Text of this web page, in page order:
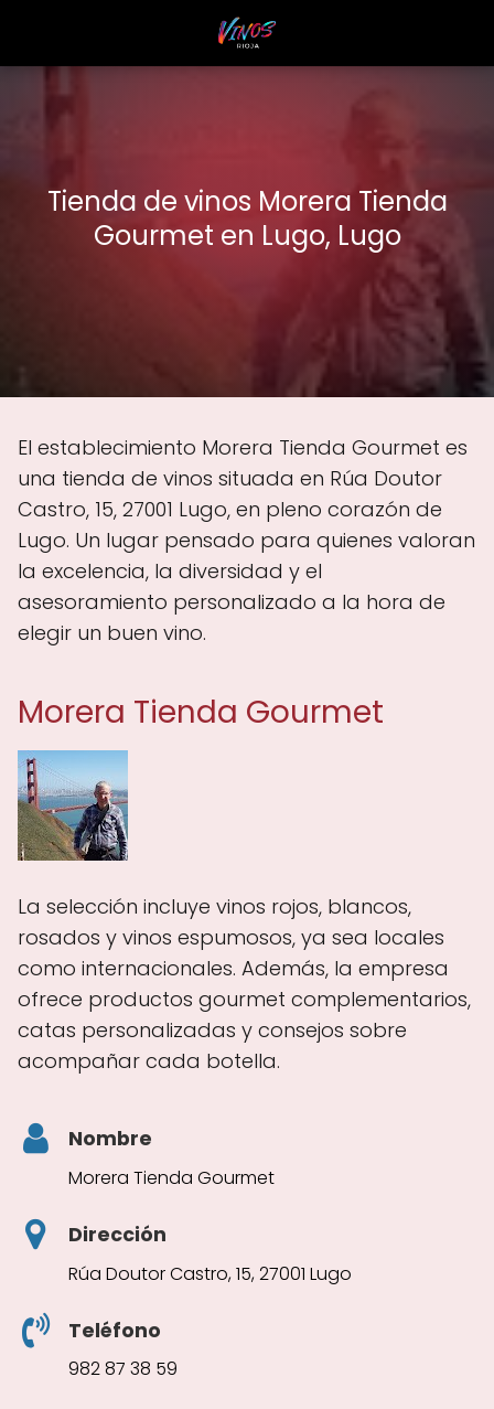
Tienda de vinos Morera Tienda
Gourmet en Lugo, Lugo
El establecimiento Morera Tienda Gourmet es
una tienda de vinos situada en Rúa Doutor
Castro, 15, 27001 Lugo, en pleno corazón de
Lugo. Un lugar pensado para quienes valoran
la excelencia, la diversidad y el
asesoramiento personalizado a la hora de
elegir un buen vino.
Morera Tienda Gourmet
La selección incluye vinos rojos, blancos,
rosados y vinos espumosos, ya sea locales
como internacionales. Además, la empresa
ofrece productos gourmet complementarios,
catas personalizadas y consejos sobre
acompañar cada botella.
Nombre
Morera Tienda Gourmet
Dirección
Rúa Doutor Castro, 15, 27001 Lugo
Teléfono
982 87 38 59